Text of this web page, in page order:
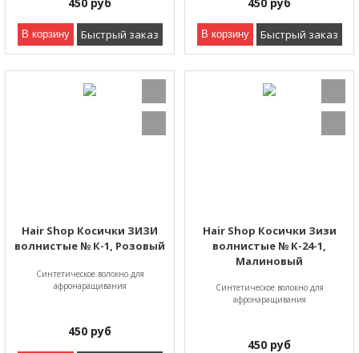
В корзину Быстрый заказ В корзину Быстрый заказ
Hair Shop Косички ЗИЗИ
волнистые № К-1, Розовый
Синтетическое волокно для
афронаращивания
450 руб
Hair Shop Косички Зизи
волнистые № К-24-1,
Малиновый
Синтетическое волокно для
афронаращивания
450 руб